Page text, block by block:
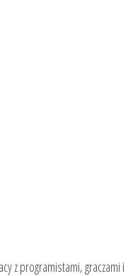
z programistami, graczami i